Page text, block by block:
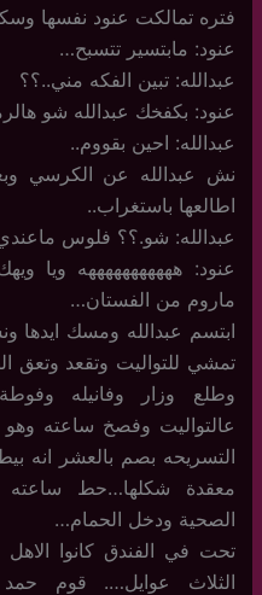
فتره تمالكت عنود نفسها
عنود: مابتسير تتسبح…
عبدالله: تبين الفكه مني..؟؟
عنود: بكفخك عبدالله شو
عبدالله: احين بقووم..
نش عبدالله عن الكرسي
اطالعها باستغراب..
عبدالله: شو.؟؟ فلوس
عنود: هههههههههههه ويا
ماروم من الفستان…
ابتسم عبدالله ومسك ايدها
تمشي للتواليت وتقعد وتعق
وطلع وزار وفانيله
عالتواليت وفصخ ساعته
التسريحه بصم بالعشر انه
معقدة شكلها…حط ساعته
الصحية ودخل الحمام…
تحت في الفندق كانوا
الثلاث عوايل…. قوم